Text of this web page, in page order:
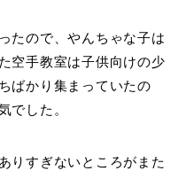
たので、やんちゃな子は
空手教室は子供向けの少
ばかり集まっていたの
でした。
りすぎないところがまた